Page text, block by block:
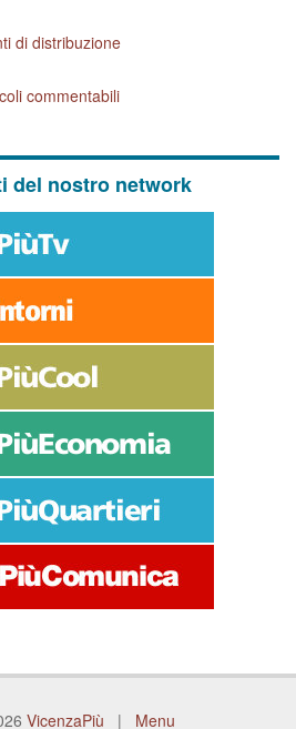
di distribuzione
commentabili
del nostro network
VicenzaPiù | Menu